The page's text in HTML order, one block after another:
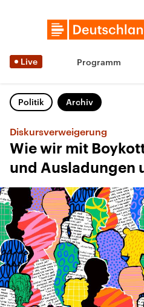
Live Programm
Politik Archiv
Diskursverweigerung
Wie wir mit
und Ausladungen